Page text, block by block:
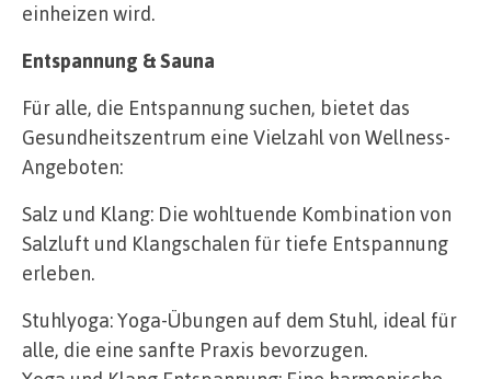
einheizen wird.
Entspannung & Sauna
Für alle, die Entspannung suchen, bietet das
Gesundheitszentrum eine Vielzahl von Wellness-
Angeboten:
Salz und Klang: Die wohltuende Kombination von
Salzluft und Klangschalen für tiefe Entspannung
erleben.
Stuhlyoga: Yoga-Übungen auf dem Stuhl, ideal für
alle, die eine sanfte Praxis bevorzugen.